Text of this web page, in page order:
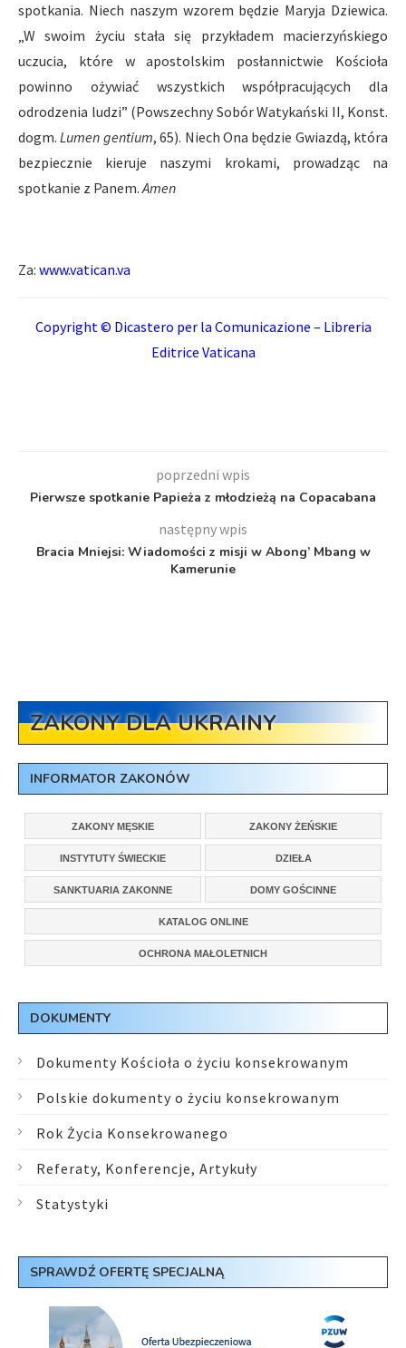
spotkania. Niech naszym wzorem będzie Maryja Dziewica.
„W swoim życiu stała się przykładem macierzyńskiego
uczucia, które w apostolskim posłannictwie Kościoła
powinno ożywiać wszystkich współpracujących dla
odrodzenia ludzi” (Powszechny Sobór Watykański II, Konst.
dogm.Lumen gentium, 65). Niech Ona będzie Gwiazdą, która
bezpiecznie kieruje naszymi krokami, prowadząc na
spotkanie z Panem.Amen
Za: www.vatican.va
Copyright © Dicastero per la Comunicazione – Libreria
Editrice Vaticana
poprzedni wpis
Pierwsze spotkanie Papieża z młodzieżą na Copacabana
następny wpis
Bracia Mniejsi: Wiadomości z misji w Abong’ Mbang w
Kamerunie
ZAKONY DLA UKRAINY
INFORMATOR ZAKONÓW
ZAKONY MĘSKIE ZAKONY ŻEŃSKIE
INSTYTUTY ŚWIECKIE DZIEŁA
SANKTUARIA ZAKONNE DOMY GOŚCINNE
KATALOG ONLINE
OCHRONA MAŁOLETNICH
DOKUMENTY
Dokumenty Kościoła o życiu konsekrowanym
Polskie dokumenty o życiu konsekrowanym
Rok Życia Konsekrowanego
Referaty, Konferencje, Artykuły
Statystyki
SPRAWDŹ OFERTĘ SPECJALNĄ